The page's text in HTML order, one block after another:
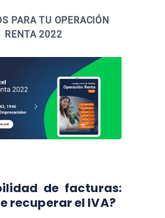
PARA TU OPERACIÓN
RENTA 2022
de facturas:
recuperar el IVA?